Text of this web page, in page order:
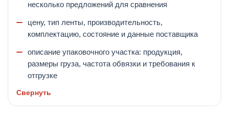
несколько предложений для сравнения
цену, тип ленты, производительность,
комплектацию, состояние и данные поставщика
описание упаковочного участка: продукция,
размеры груза, частота обвязки и требования к
отгрузке
Свернуть